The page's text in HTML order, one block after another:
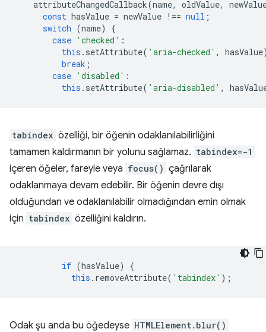
attributeChangedCallback(name, oldValue,
const hasValue = newValue !== null ;
switch (name)
{
case 'checked' :
this . setAttribute( 'aria-checked' , hasValue
break ;
case 'disabled' :
this . setAttribute( 'aria-disabled' ,
tabindex özelliği, bir öğenin odaklanılabilirliğini
tamamen kaldırmanın bir yolunu sağlamaz. tabindex=-1
içeren öğeler, fareyle veya focus() çağrılarak
odaklanmaya devam edebilir. Bir öğenin devre dışı
olduğundan ve odaklanılabilir olmadığından emin olmak
için tabindex özelliğini kaldırın.
if (hasValue)
{
this . removeAttribute( 'tabindex' );
Odak şu anda bu öğedeyse HTMLElement.blur()